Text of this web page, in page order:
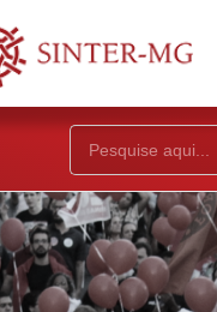
Search
for: